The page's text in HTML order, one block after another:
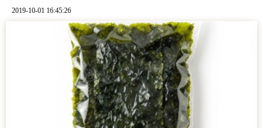
2019-10-01 16:45:26